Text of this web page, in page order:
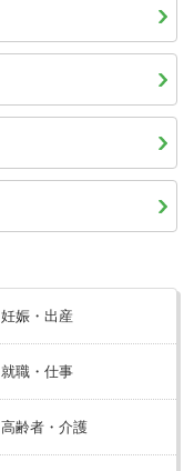
妊娠・出産
就職・仕事
高齢者・介護